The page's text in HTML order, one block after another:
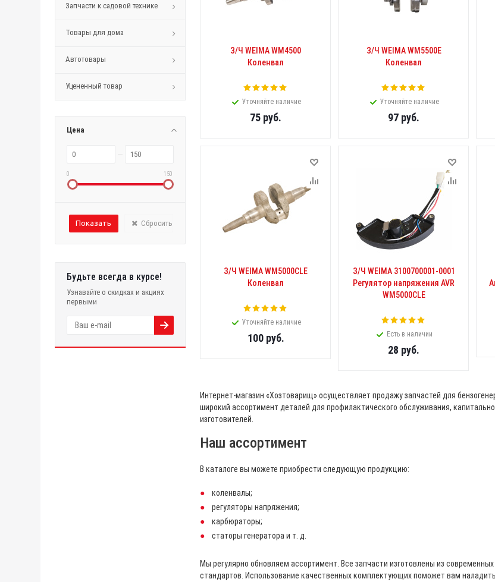
Запчасти к садовой технике
Товары для дома
Автотовары
Уцененный товар
Цена
0 150
Сбросить
Будьте всегда в курсе!
Узнавайте о скидках и акциях
первыми
З/Ч WEIMA WM4500
Коленвал
Уточняйте наличие
75 руб.
З/Ч WEIMA WM5500E
Коленвал
Уточняйте наличие
97 руб.
З/Ч WEIMA WM5000CLE
Коленвал
Уточняйте наличие
100руб.
З/Ч WEIMA 3100700001-0001
Регулятор напряжения AVR
WM5000CLE
Есть в наличии
28 руб.
Интернет-магазин «Хозтоварищ» осуществляет продажу запчастей для
широкий ассортимент деталей для профилактического обслуживания,
изготовителей.
Наш ассортимент
В каталоге вы можете приобрести следующую продукцию:
коленвалы;
регуляторы напряжения;
карбюраторы;
статоры генератора и т. д.
Мы регулярно обновляем ассортимент. Все запчасти изготовлены из
стандартов. Использование качественных комплектующих поможет вам